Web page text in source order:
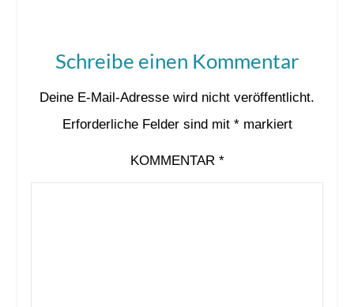
Schreibe einen Kommentar
Deine E-Mail-Adresse wird nicht veröffentlicht.
Erforderliche Felder sind mit *markiert
KOMMENTAR *